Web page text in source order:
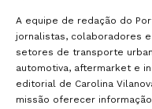
A equipe de redação do
jornalistas, colaboradores
setores de transporte
automotiva, aftermarket e
editorial de Carolina
missão oferecer